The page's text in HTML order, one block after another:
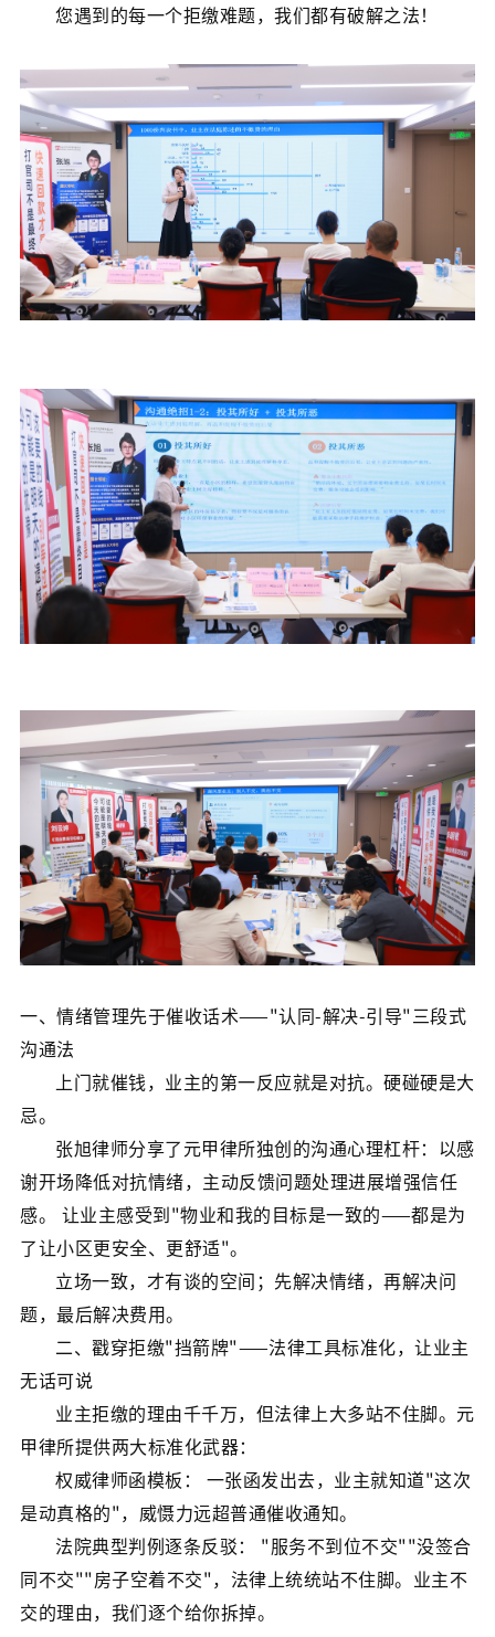
您遇到的每一个拒缴难题，我们都有破解之法！
一、情绪管理先于催收话术——"认同-解决-引导"三段式
沟通法
上门就催钱，业主的第一反应就是对抗。硬碰硬是大
忌。
张旭律师分享了元甲律所独创的沟通心理杠杆：以感
谢开场降低对抗情绪，主动反馈问题处理进展增强信任
感。 让业主感受到"物业和我的目标是一致的——都是为
了让小区更安全、更舒适"。
立场一致，才有谈的空间；先解决情绪，再解决问
题，最后解决费用。
二、戳穿拒缴"挡箭牌"——法律工具标准化，让业主
无话可说
业主拒缴的理由千千万，但法律上大多站不住脚。元
甲律所提供两大标准化武器：
权威律师函模板： 一张函发出去，业主就知道"这次
是动真格的"，威慑力远超普通催收通知。
法院典型判例逐条反驳： "服务不到位不交""没签合
同不交""房子空着不交"，法律上统统站不住脚。业主不
交的理由，我们逐个给你拆掉。